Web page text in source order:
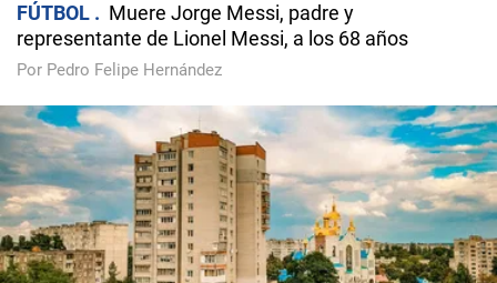
FÚTBOL
Muere Jorge Messi, padre y
representante de Lionel Messi, a los 68 años
Por Pedro Felipe Hernández